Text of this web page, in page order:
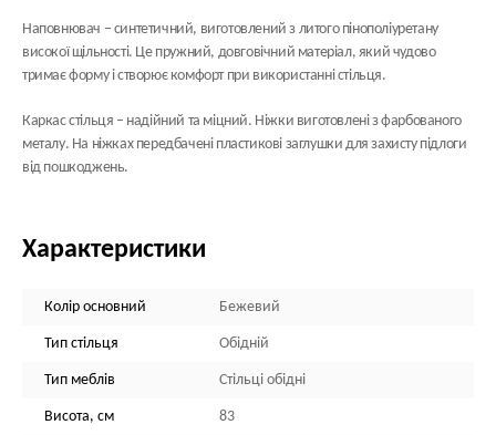
Наповнювач – синтетичний, виготовлений з литого пінополіуретану
високої щільності. Це пружний, довговічний матеріал, який чудово
тримає форму і створює комфорт при використанні стільця.
Каркас стільця – надійний та міцний. Ніжки виготовлені з фарбованого
металу. На ніжках передбачені пластикові заглушки для захисту підлоги
від пошкоджень.
Характеристики
Колір основний Бежевий
Тип стільця Обідній
Тип меблів Стільці обідні
Висота, см 83